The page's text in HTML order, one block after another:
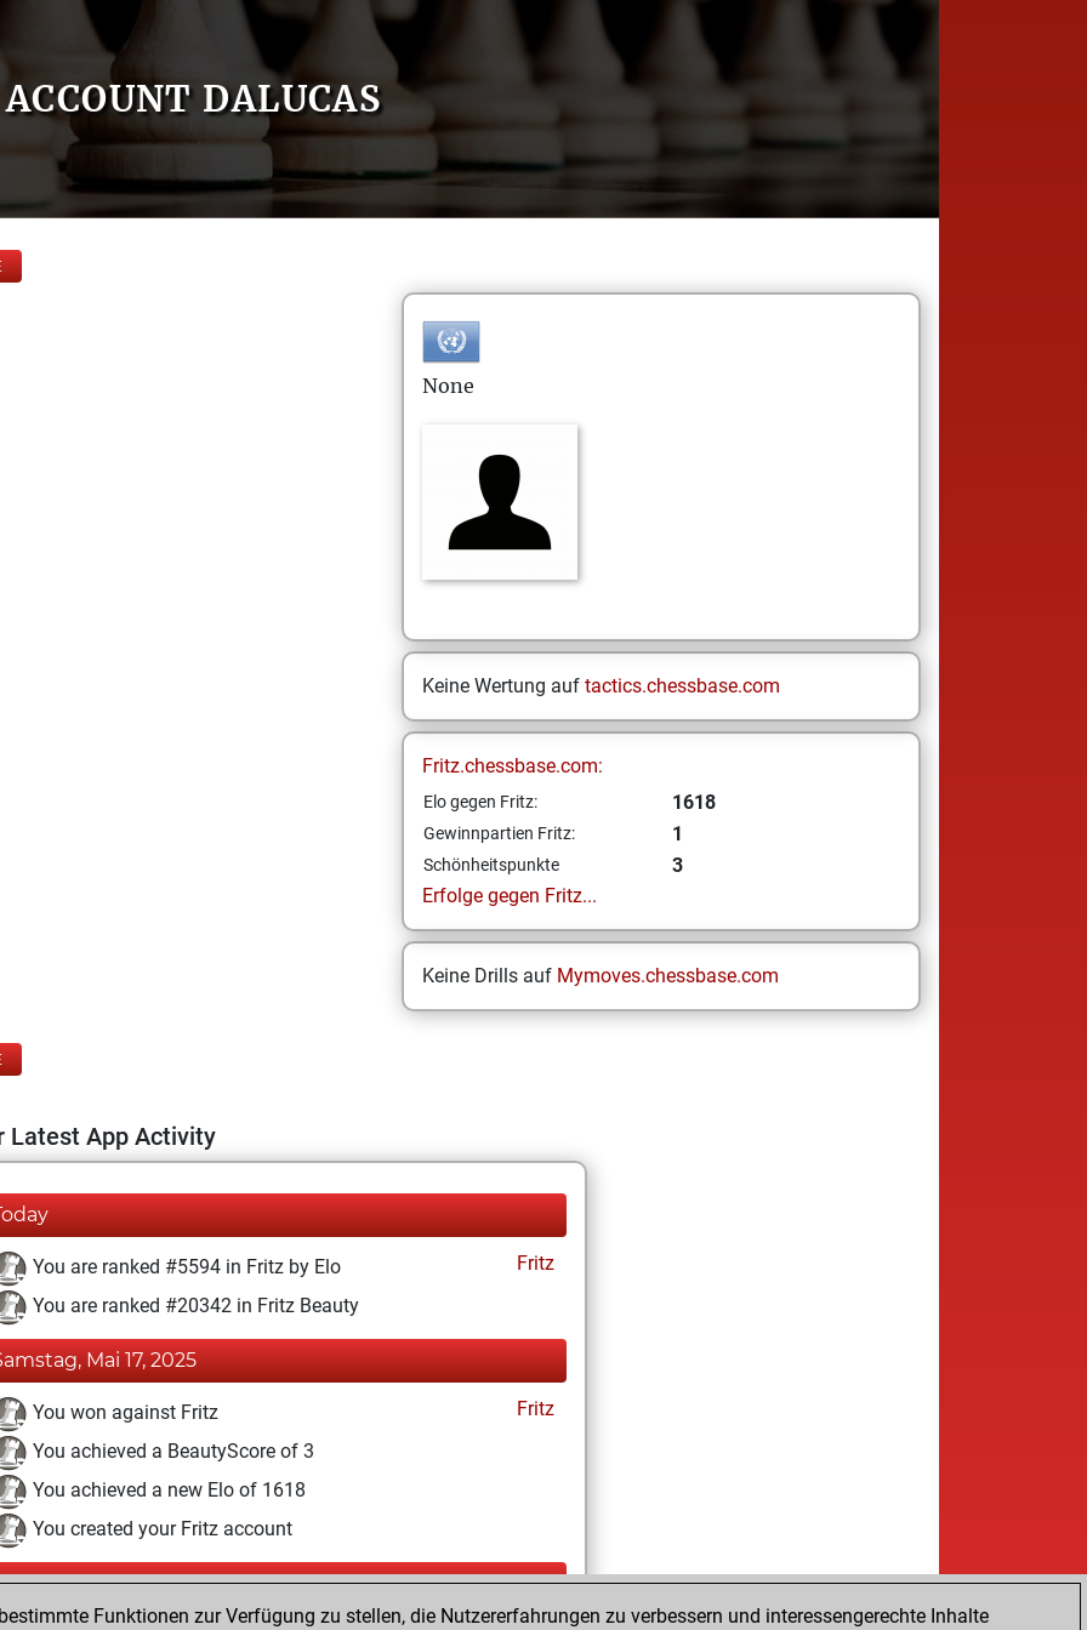
ACCOUNT DALUCAS
None
Keine Wertung auf tactics.chessbase.com
Fritz.chessbase.com:
Elo gegen Fritz: 1618
Gewinnpartien Fritz: 1
Schönheitspunkte
3
Erfolge gegen Fritz...
Keine Drills auf Mymoves.chessbase.com
Latest App Activity
You are ranked #5594 in Fritz by Elo
Fritz
You are ranked #20342 in Fritz Beauty
Mai 17, 2025
You won against Fritz
Fritz
You achieved a BeautyScore of 3
You achieved a new Elo of 1618
You created your Fritz account
Mai 12, 2025
Funktionen zur Verfügung zu stellen, die Nutzererfahrungen zu verbessern und interessengerechte Inhalte